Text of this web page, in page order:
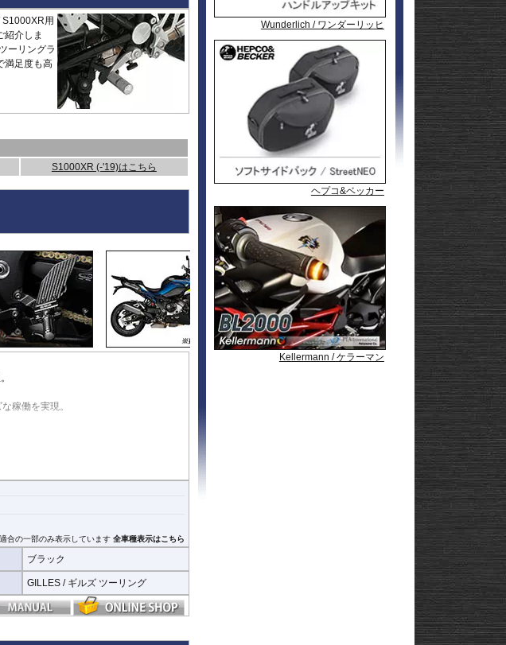
3
400X
1200
900
R
Sport
GT
Rally
XR/XC
Explorer
660
CB1000GT
CB1100
CB1100 EX
CB1100 RS
CB1300
CBR400R/CBR500R
CBR1000RR
CRF250 RALLY
CRF450L
CRF1000L AfricaTwin
CRF1100L AfricaTwin
Crossrunner
Crosstourer
CTX700N
Dax125
FORZA 750
NC700S
NT1100
REBEL 500
REBEL 1100
VFR800F
VFR1200F
VFR800X Crossrunner
VFR1200X Crosstourer
X-ADV -20
R15
R3 / R25
R6
R7
SCR950
SR400
Tenere700
T-MAX560/TECH MAX
Tracer 900
XMAX
XSR900GP
XJR1300
XT700Z Tenere700
XT1200Z SuperTenere
YZF-R1 15-
YZF-R1 -14
YZF-R125
YZF-R15
YZF-R3 / YZF-R25
その他
Ninja 125
Ninja 250
Ninja 400
Ninja 500
Ninja 636
Ninja 650
Ninja 7 Hybrid
Ninja H2 SX
Versys 650
W800 / W650
Z125
Z400
Z500
Z650/S
Z650RS
Z7 Hybrid
Z750
ZX-4R/R
ZZR1400
R600
GSX-
R750
GSX-
R1000/R
GSX-
S125
GSX-
S1000/F
GSX-
S1000GX
Hayabusa
SV-7GX
V-
Strom250
Strom650
Strom800
V-
Strom800DE
V-
Strom1000
ABS 14-
V-
Strom1050/DE
23-
Strom1050/XT
GN125
690 Enduro R
125 SMC R
390 SMC R
690 SMC R
890 SMT
990 Supermoto R
RC8
650
Meteor
350
Super
Meteor
650
Scram
411
Shotgun
650
CFMOTO
125NK
675NK
700MT
800MT/-X
125-C2
Piaggio
FANTIC
Caballero
S1000XR用
紹介しま
ーリングラ
満足度も高
S1000XR (-'19)はこちら
稼働を実現。
適合の一部のみ表示しています 全車種表示はこちら
ブラック
GILLES / ギルズ ツーリング
Wunderlich / ワンダーリッヒ
Wunderlich / ワンダーリッヒ
ACシュニッツァー
Wunderlich / ワンダーリッヒ
ヘプコ&ベッカー
ヘプコ&ベッカー
ヘプコ&ベッカー
Kellermann / ケラーマン
Kellermann / ケラーマン
Kellermann / ケラーマン
Kellermann / ケラーマン
Kellermann / ケラーマン